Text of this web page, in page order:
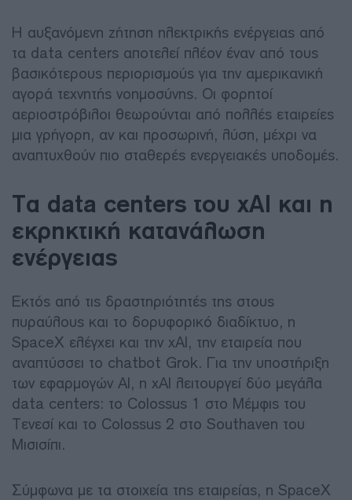
Η αυξανόμενη ζήτηση ηλεκτρικής ενέργειας από
τα data centers αποτελεί πλέον έναν από τους
βασικότερους περιορισμούς για την αμερικανική
αγορά τεχνητής νοημοσύνης. Οι φορητοί
αεριοστρόβιλοι θεωρούνται από πολλές εταιρείες
μια γρήγορη, αν και προσωρινή, λύση, μέχρι να
αναπτυχθούν πιο σταθερές ενεργειακές υποδομές.
Τα data centers του xAI και η
εκρηκτική κατανάλωση
ενέργειας
Εκτός από τις δραστηριότητές της στους
πυραύλους και το δορυφορικό διαδίκτυο, η
SpaceX ελέγχει και την xAI, την εταιρεία που
αναπτύσσει το chatbot Grok. Για την υποστήριξη
των εφαρμογών AI, η xAI λειτουργεί δύο μεγάλα
data centers: το Colossus 1 στο Μέμφις του
Τενεσί και το Colossus 2 στο Southaven του
Μισισίπι.
Σύμφωνα με τα στοιχεία της εταιρείας, η SpaceX